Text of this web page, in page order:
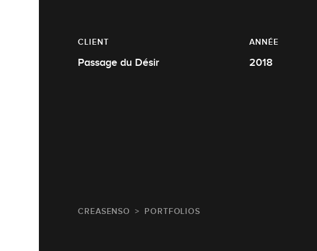
CLIENT
Passage du Désir
ANNÉE
2018
CREASENSO PORTFOLIOS